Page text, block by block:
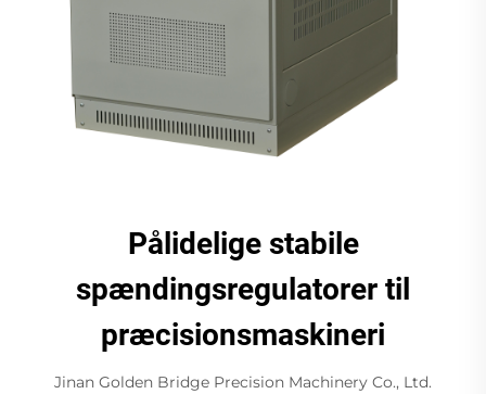
Pålidelige stabile
spændingsregulatorer til
præcisionsmaskineri
Jinan Golden Bridge Precision Machinery Co., Ltd.